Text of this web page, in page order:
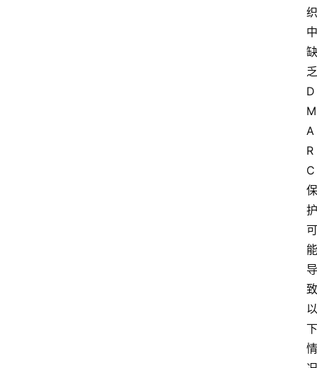
织
中
缺
乏
D
M
A
R
C
保
护
可
能
导
致
以
下
情